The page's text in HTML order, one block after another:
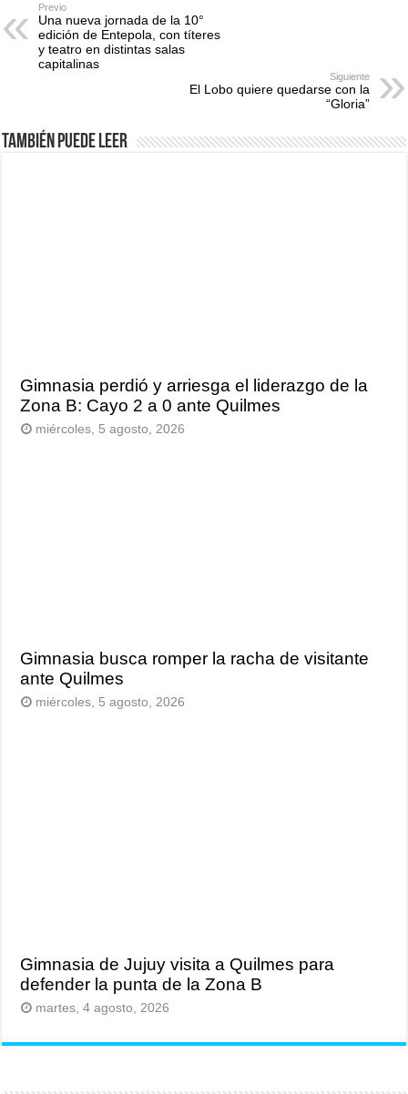
Previo
Una nueva jornada de la 10°
edición de Entepola, con títeres
y teatro en distintas salas
capitalinas
Siguiente
El Lobo quiere quedarse con la
“Gloria”
También puede leer
Gimnasia perdió y arriesga el liderazgo de la
Zona B: Cayo 2 a 0 ante Quilmes
miércoles, 5 agosto, 2026
Gimnasia busca romper la racha de visitante
ante Quilmes
miércoles, 5 agosto, 2026
Gimnasia de Jujuy visita a Quilmes para
defender la punta de la Zona B
martes, 4 agosto, 2026